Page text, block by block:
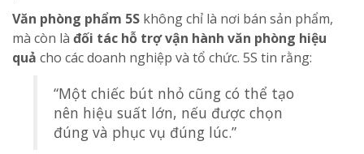
Văn phòng phẩm 5S không chỉ là nơi bán sản phẩm,
mà còn là đối tác hỗ trợ vận hành văn phòng hiệu
quả cho các doanh nghiệp và tổ chức. 5S tin rằng:
“Một chiếc bút nhỏ cũng có thể tạo
nên hiệu suất lớn, nếu được chọn
đúng và phục vụ đúng lúc.”